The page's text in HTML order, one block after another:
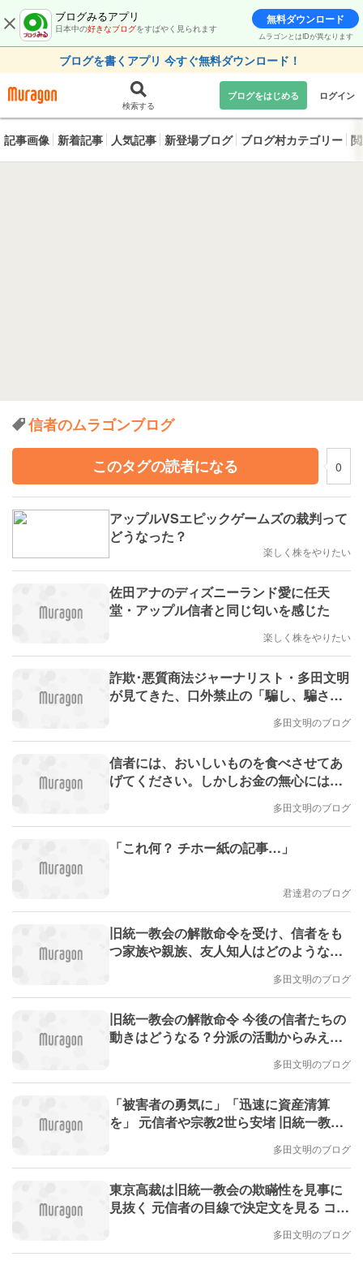
ブログみるアプリ
日本中の好きなブログをすばやく見られます
無料ダウンロード
ムラゴンとはIDが異なります
ブログを書くアプリ 今すぐ無料ダウンロード！
検索する
ブログをはじめる ログイン
記事画像 新着記事 人気記事 新登場ブログ ブログ村カテゴリー
信者のムラゴンブログ
このタグの読者になる
0
アップルVSエピックゲームズの裁判って
どうなった？
楽しく株をやりたい
佐田アナのディズニーランド愛に任天
堂・アップル信者と同じ匂いを感じた
楽しく株をやりたい
詐欺･悪質商法ジャーナリスト・多田文明
が見てきた、口外禁止の「騙し、騙され
多田文明のブログ
信者には、おいしいものを食べさせてあ
げてください。しかしお金の無心には警
は？ 楽天アカウントでの不正購入は「証
手法か
多田文明のブログ
「これ何？ チホー紙の記事…」
君達君のブログ
旧統一教会の解散命令を受け、信者をも
つ家族や親族、友人知人はどのような心
多田文明のブログ
旧統一教会の解散命令 今後の信者たちの
動きはどうなる？分派の活動からみえて
多田文明のブログ
「被害者の勇気に」「迅速に資産清算
を」 元信者や宗教2世ら安堵 旧統一教会
多田文明のブログ
東京高裁は旧統一教会の欺瞞性を見事に
見抜く 元信者の目線で決定文を見る コン
多田文明のブログ